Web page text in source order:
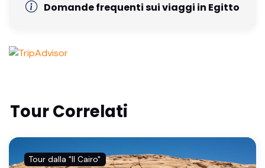
Domande frequenti sui viaggi in Egitto
Tour Correlati
Tour dalla "Il Cairo"